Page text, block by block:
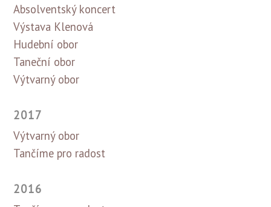
Absolventský koncert
Výstava Klenová
Hudební obor
Taneční obor
Výtvarný obor
2017
Výtvarný obor
Tančíme pro radost
2016